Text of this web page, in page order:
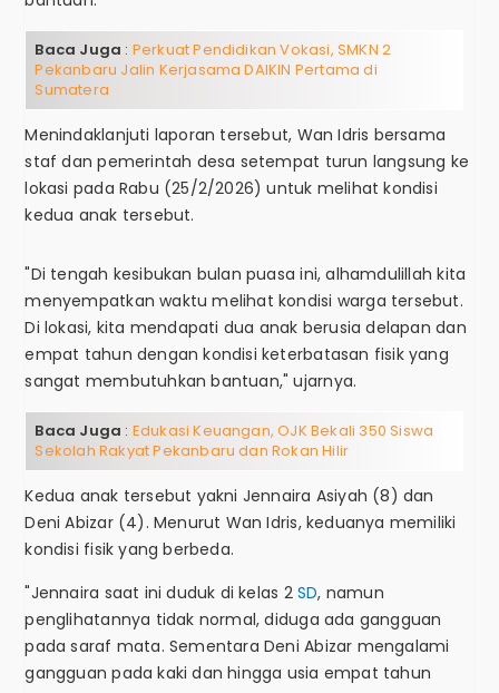
Baca Juga : Perkuat Pendidikan Vokasi, SMKN 2
Pekanbaru Jalin Kerjasama DAIKIN Pertama di
Sumatera
Menindaklanjuti laporan tersebut, Wan Idris bersama
staf dan pemerintah desa setempat turun langsung ke
lokasi pada Rabu (25/2/2026) untuk melihat kondisi
kedua anak tersebut.
"Di tengah kesibukan bulan puasa ini, alhamdulillah kita
menyempatkan waktu melihat kondisi warga tersebut.
Di lokasi, kita mendapati dua anak berusia delapan dan
empat tahun dengan kondisi keterbatasan fisik yang
sangat membutuhkan bantuan," ujarnya.
Baca Juga : Edukasi Keuangan, OJK Bekali 350 Siswa
Sekolah Rakyat Pekanbaru dan Rokan Hilir
Kedua anak tersebut yakni Jennaira Asiyah (8) dan
Deni Abizar (4). Menurut Wan Idris, keduanya memiliki
kondisi fisik yang berbeda.
"Jennaira saat ini duduk di kelas 2SD, namun
penglihatannya tidak normal, diduga ada gangguan
pada saraf mata. Sementara Deni Abizar mengalami
gangguan pada kaki dan hingga usia empat tahun